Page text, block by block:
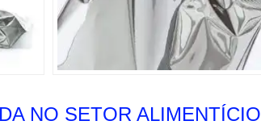
NO SETOR ALIMENTÍCIO